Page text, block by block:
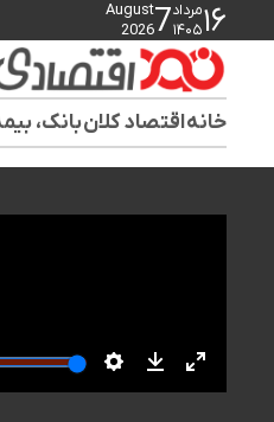
۱۶مرداد
۱۴۰۵7
August
2026
خانهاقتصاد کلانبانک،